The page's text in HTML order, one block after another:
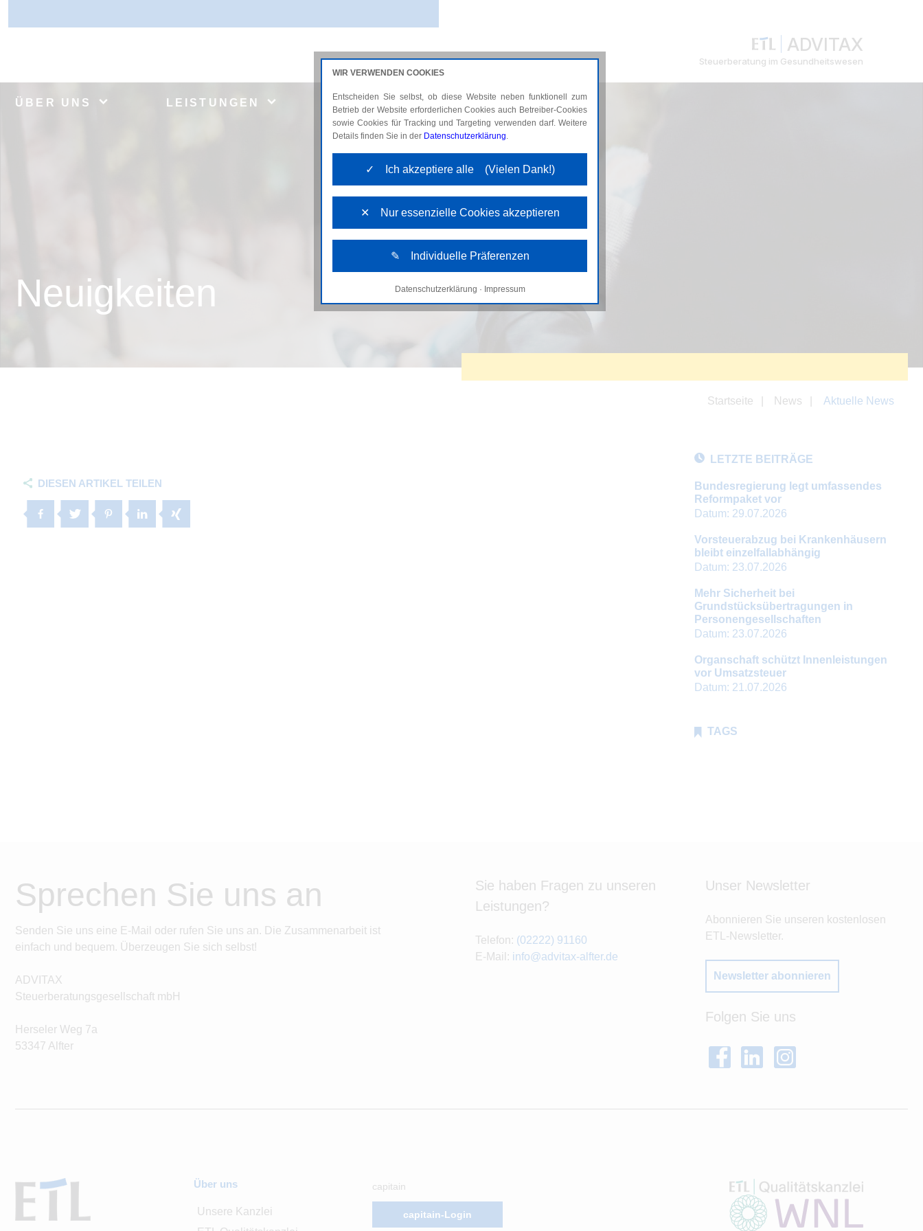
ADVITAX
Steuerberatung im Gesundheitswesen
ÜBER UNS LEISTUNGEN AKTUELLES KARRIERE
Neuigkeiten
Startseite News Aktuelle News
DIESEN ARTIKEL TEILEN
LETZTE BEITRÄGE
Bundesregierung legt umfassendes
Reformpaket vor
Datum: 29.07.2026
Vorsteuerabzug bei Krankenhäusern
bleibt einzelfallabhängig
Datum: 23.07.2026
Mehr Sicherheit bei
Grundstücksübertragungen in
Personengesellschaften
Datum: 23.07.2026
Organschaft schützt Innenleistungen
vor Umsatzsteuer
Datum: 21.07.2026
TAGS
Sprechen Sie uns an
Senden Sie uns eine E-Mail oder rufen Sie uns an. Die Zusammenarbeit ist
einfach und bequem. Überzeugen Sie sich selbst!
ADVITAX
Steuerberatungsgesellschaft mbH
Herseler Weg 7a
53347 Alfter
Sie haben Fragen zu unseren
Leistungen?
Telefon: (02222) 91160
E-Mail: info@advitax-alfter.de
Unser Newsletter
Abonnieren Sie unseren kostenlosen
ETL-Newsletter.
Newsletter abonnieren
Folgen Sie uns
Über uns
Unsere Kanzlei
capitain
capitain-Login
WIR VERWENDEN COOKIES
Entscheiden Sie selbst, ob diese Website neben funktionell zum
Betrieb der Website erforderlichen Cookies auch Betreiber-Cookies
sowie Cookies für Tracking und Targeting verwenden darf. Weitere
Details finden Sie in der Datenschutzerklärung.
✓ Ich akzeptiere alle (Vielen Dank!)
✕ Nur essenzielle Cookies akzeptieren
✎ Individuelle Präferenzen
Notwendige Cookies
Datenschutzerklärung · Impressum